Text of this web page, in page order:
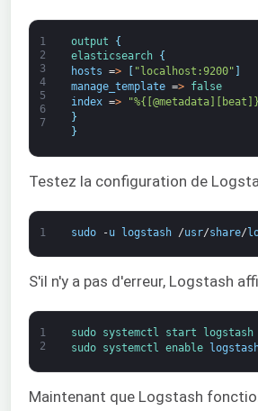
1
2
3
4
5
6
7
output
{
elasticsearch
{
hosts => "localhost:9200"
manage_template =>
false
index =>
}
}
Testez la configuration de
1 sudo -u logstash /usr/share/
S'il n'y a pas d'erreur, Logstash
1
2
sudo systemctl start
logstash
sudo systemctl enable
Maintenant que Logstash